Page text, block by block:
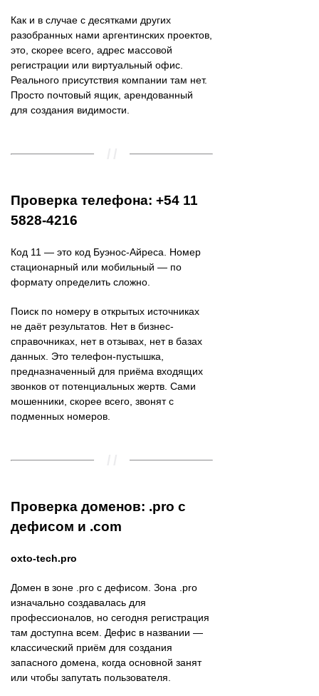
Как и в случае с десятками других
разобранных нами аргентинских проектов,
это, скорее всего, адрес массовой
регистрации или виртуальный офис.
Реального присутствия компании там нет.
Просто почтовый ящик, арендованный
для создания видимости.
Проверка телефона: +54 11
5828-4216
Код 11 — это код Буэнос-Айреса. Номер
стационарный или мобильный — по
формату определить сложно.
Поиск по номеру в открытых источниках
не даёт результатов. Нет в бизнес-
справочниках, нет в отзывах, нет в базах
данных. Это телефон-пустышка,
предназначенный для приёма входящих
звонков от потенциальных жертв. Сами
мошенники, скорее всего, звонят с
подменных номеров.
Проверка доменов: .pro с
дефисом и .com
oxto-tech.pro
Домен в зоне .pro с дефисом. Зона .pro
изначально создавалась для
профессионалов, но сегодня регистрация
там доступна всем. Дефис в названии —
классический приём для создания
запасного домена, когда основной занят
или чтобы запутать пользователя.